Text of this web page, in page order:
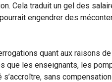
Cela traduit un gel des
engendrer des
quant aux raisons
les enseignants, les
sans